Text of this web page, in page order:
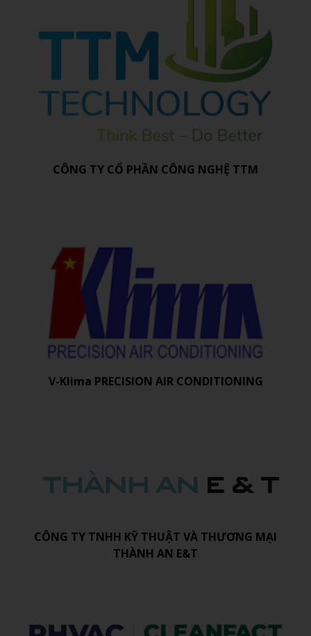
CÔNG TY CỔ PHẦN CÔNG NGHỆ TTM
V-Klima PRECISION AIR CONDITIONING
CÔNG TY TNHH KỸ THUẬT VÀ THƯƠNG MẠI
THÀNH AN E&T